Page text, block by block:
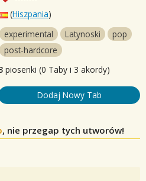
(Hiszpania)
experimental
Latynoski
pop
post-hardcore
piosenki (0 Taby i 3 akordy)
Dodaj Nowy Tab
, nie przegap tych utworów!